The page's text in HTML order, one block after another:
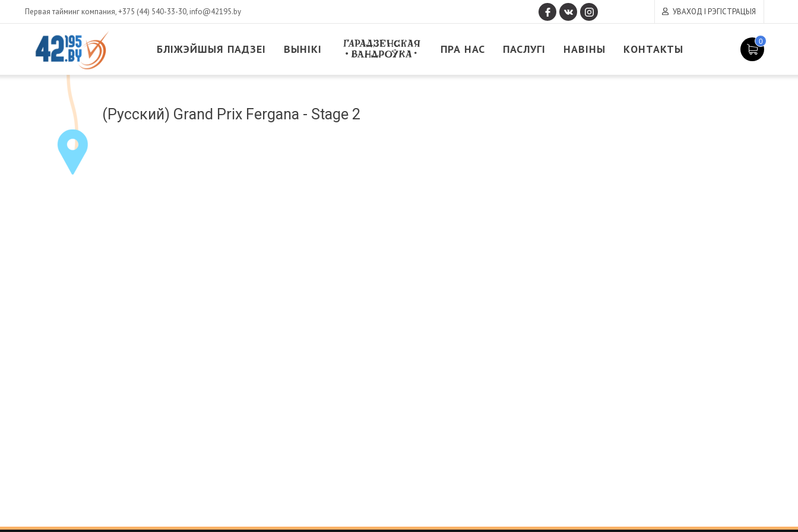
Первая тайминг компания,+375 (44) 540-33-30, info@42195.by УВАХОД І РЭГІСТРАЦЫЯ
БЛІЖЭЙШЫЯ ПАДЗЕІ ВЫНІКІ ПРА НАС ПАСЛУГІ НАВІНЫ КОНТАКТЫ
0
CONTENT
14,
(Русский) Grand Prix Fergana - Stage 2